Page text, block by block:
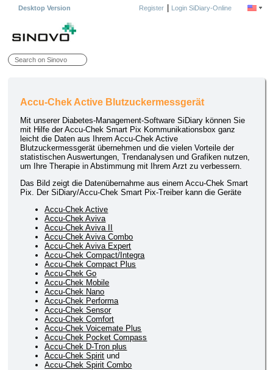
Desktop Version Register| Login SiDiary-Online
Accu-Chek Active Blutzuckermessgerät
Mit unserer Diabetes-Management-Software SiDiary können Sie
mit Hilfe der Accu-Chek Smart Pix Kommunikationsbox ganz
leicht die Daten aus Ihrem Accu-Chek Active
Blutzuckermessgerät übernehmen und die vielen Vorteile der
statistischen Auswertungen, Trendanalysen und Grafiken nutzen,
um Ihre Therapie in Abstimmung mit Ihrem Arzt zu verbessern.
Das Bild zeigt die Datenübernahme aus einem Accu-Chek Smart
Pix. Der SiDiary/Accu-Chek Smart Pix-Treiber kann die Geräte
Accu-Chek Active
Accu-Chek Aviva
Accu-Chek Aviva II
Accu-Chek Aviva Combo
Accu-Chek Aviva Expert
Accu-Chek Compact/Integra
Accu-Chek Compact Plus
Accu-Chek Go
Accu-Chek Mobile
Accu-Chek Nano
Accu-Chek Performa
Accu-Chek Sensor
Accu-Chek Comfort
Accu-Chek Voicemate Plus
Accu-Chek Pocket Compass
Accu-Chek D-Tron plus
Accu-Chek Spirit und
Accu-Chek Spirit Combo